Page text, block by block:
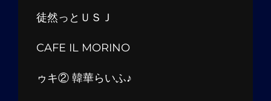
徒然っとＵＳＪ
CAFE IL MORINO
ゥキ② 韓華らいふ♪